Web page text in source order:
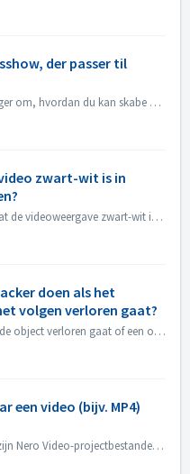
der passer til
Du kan finde yderligere oplysninger om, hvordan du kan skabe et lide show i takt med musikken på følgende link: Oprettelse af et diasshow efter musikkens ry...
zwart-wit is in
Als u het probleem ondervindt dat de videoweergave zwart-wit is, maar het exporteren/branden in kleur is, moet u het Windows-systeem of het stuurprogramma v...
doen als het
volgen verloren gaat?
Als tijdens het volgen het gevolgde object verloren gaat of een offset heeft, kunt u "het volgen onmiddellijk stoppen", klik op "Inzoomen&quo...
een video (bijv. MP4)
Bestanden met de extensie .nvc zijn Nero Video-projectbestanden, GEEN voltooide video's. Ze bevatten bewerkingsinstructies en koppelingen naar uw bronme...